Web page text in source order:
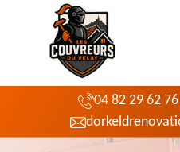
04 82 29 62 76